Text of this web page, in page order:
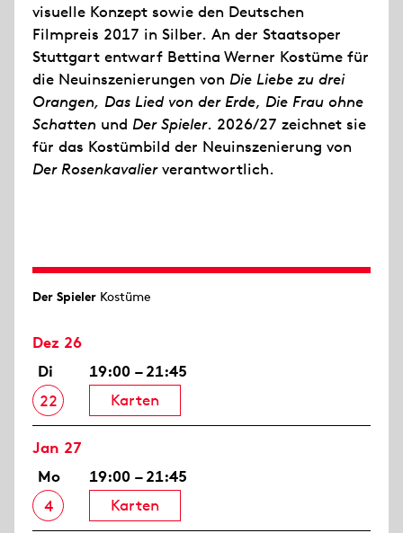
visuelle Konzept sowie den Deutschen
Filmpreis 2017 in Silber. An der Staatsoper
Stuttgart entwarf Bettina Werner Kostüme für
die Neuinszenierungen von Die Liebe zu drei
Orangen, Das Lied von der Erde, Die Frau ohne
Schatten und Der Spieler. 2026/27 zeichnet sie
für das Kostümbild der Neuinszenierung von
Der Rosenkavalierverantwortlich.
Der Spieler Kostüme
Dez 26
Di
22
19:00 – 21:45
Karten
Jan 27
Mo
4
19:00 – 21:45
Karten